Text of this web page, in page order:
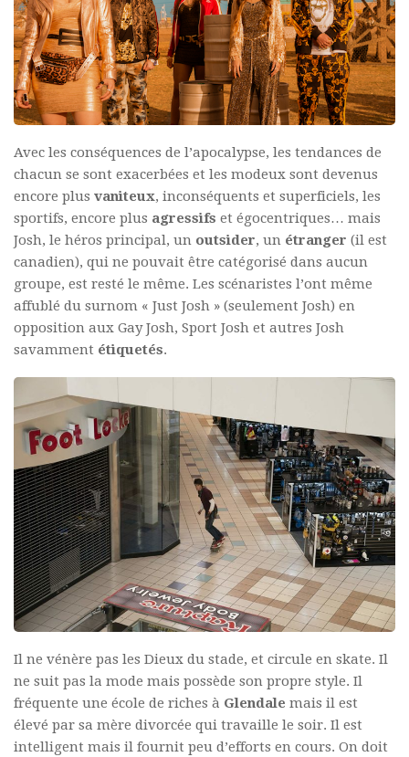
Avec les conséquences de l’apocalypse, les tendances de
chacun se sont exacerbées et les modeux sont devenus
encore plus vaniteux, inconséquents et superficiels, les
sportifs, encore plus agressifs et égocentriques… mais
Josh, le héros principal, un outsider, un étranger (il est
canadien), qui ne pouvait être catégorisé dans aucun
groupe, est resté le même. Les scénaristes l’ont même
affublé du surnom « Just Josh » (seulement Josh) en
opposition aux Gay Josh, Sport Josh et autres Josh
savamment étiquetés.
Il ne vénère pas les Dieux du stade, et circule en skate. Il
ne suit pas la mode mais possède son propre style. Il
fréquente une école de riches à Glendale mais il est
élevé par sa mère divorcée qui travaille le soir. Il est
intelligent mais il fournit peu d’efforts en cours. On doit